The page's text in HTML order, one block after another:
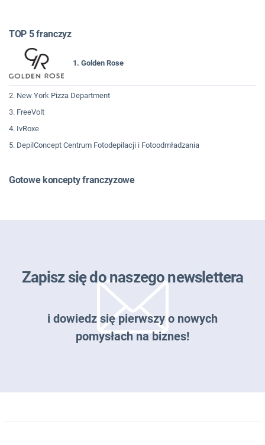
TOP 5 franczyz
1. Golden Rose
2. New York Pizza Department
3. FreeVolt
4. IvRoxe
5. DepilConcept Centrum Fotodepilacji i Fotoodmładzania
Gotowe koncepty franczyzowe
Zapisz się do naszego newslettera
i dowiedz się pierwszy o nowych
pomysłach na biznes!